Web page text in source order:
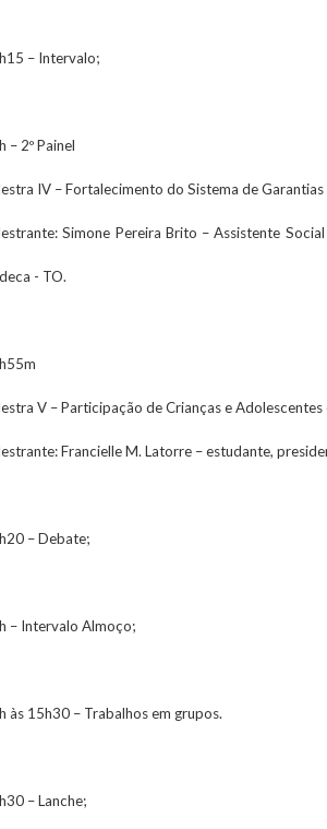
– Intervalo;
– 2º Painel
IV – Fortalecimento do Sistema de
Simone Pereira Brito – Assistente
- TO.
V – Participação de Crianças e
Francielle M. Latorre – estudante,
– Debate;
– Intervalo Almoço;
às 15h30 – Trabalhos em grupos.
– Lanche;